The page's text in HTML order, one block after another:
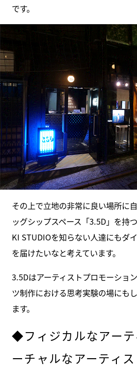
です。
その上で立地の非常に良い場所に
ッグシップスペース「3.5D」を持
KI STUDIOを知らない人達にもダ
を届けたいなと考えています。
3.5Dはアーティストプロモーショ
ツ制作における思考実験の場にも
ます。
◆フィジカルなアー
ーチャルなアーティ